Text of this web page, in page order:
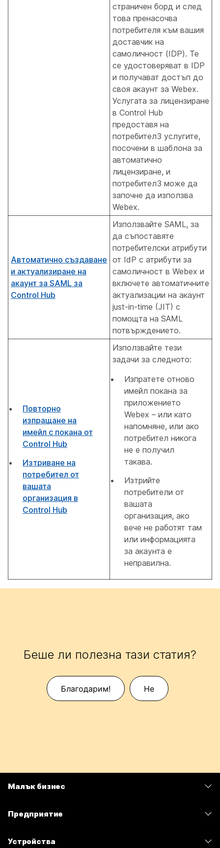
страничен борд и след
това пренасочва
потребителя към вашия
доставчик на
самоличност (IDP). Те
се удостоверяват в IDP
и получават достъп до
своя акаунт за Webex.
Услугата за лицензиране
в Control Hub
предоставя на
потребител3 услугите,
посочени в шаблона за
автоматично
лицензиране, и
потребител3 може да
започне да използва
Webex.
Автоматично създаване
и актуализиране на
акаунт за SAML за
Control Hub
Използвайте SAML, за
да съпоставяте
потребителски атрибути
от IdP с атрибути за
самоличност в Webex и
включете автоматичните
актуализации на акаунт
just-in-time (JIT) с
помощта на SAML
потвърждението.
Повторно
изпращане на
имейл с покана от
Control Hub
Изтриване на
потребител от
вашата
организация в
Control Hub
Използвайте тези
задачи за следното:
Изпратете отново
имейл покана за
приложението
Webex – или като
напомняне, или ако
потребител никога
не е получил
такава.
Изтрийте
потребители от
вашата
организация, ако
вече не работят там
или информацията
за акаунта е
неправилна.
Беше ли полезна тази статия?
Благодарим! Не
Малък бизнес
Предприятие
Устройства